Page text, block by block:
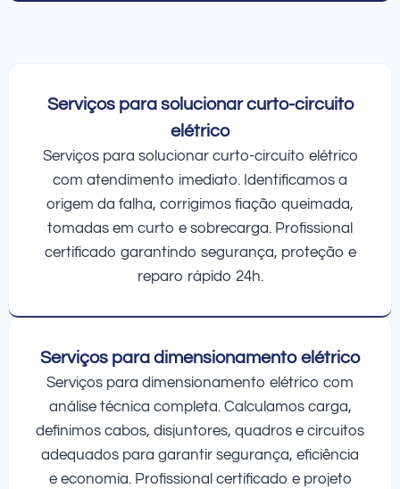
Serviços para solucionar curto-circuito
elétrico
Serviços para solucionar curto-circuito elétrico
com atendimento imediato. Identificamos a
origem da falha, corrigimos fiação queimada,
tomadas em curto e sobrecarga. Profissional
certificado garantindo segurança, proteção e
reparo rápido 24h.
Serviços para dimensionamento elétrico
Serviços para dimensionamento elétrico com
análise técnica completa. Calculamos carga,
definimos cabos, disjuntores, quadros e circuitos
adequados para garantir segurança, eficiência
e economia. Profissional certificado e projeto